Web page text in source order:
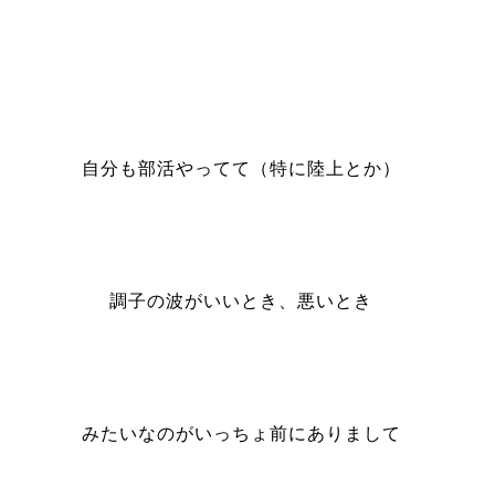
自分も部活やってて（特に陸上とか）
調子の波がいいとき、悪いとき
みたいなのがいっちょ前にありまして